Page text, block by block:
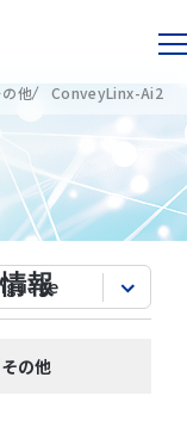
他 ConveyLinx-Ai2
報
の他